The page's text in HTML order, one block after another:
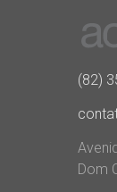
(82)
Dom